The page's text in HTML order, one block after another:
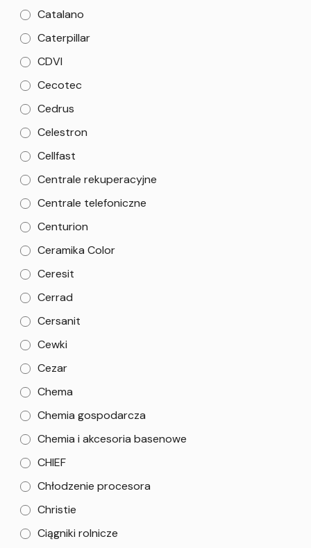
Catalano
Caterpillar
CDVI
Cecotec
Cedrus
Celestron
Cellfast
Centrale rekuperacyjne
Centrale telefoniczne
Centurion
Ceramika Color
Ceresit
Cerrad
Cersanit
Cewki
Cezar
Chema
Chemia gospodarcza
Chemia i akcesoria basenowe
CHIEF
Chłodzenie procesora
Christie
Ciągniki rolnicze